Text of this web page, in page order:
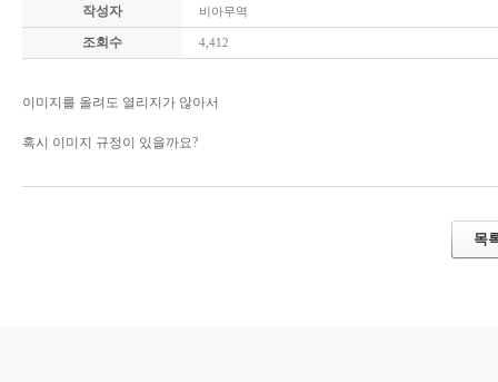
작성자 비아무역
조회수 4,412
이미지를 올려도 열리지가 않아서
혹시 이미지 규정이 있을까요?
목